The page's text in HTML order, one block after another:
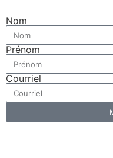
Nom
Prénom
Courriel